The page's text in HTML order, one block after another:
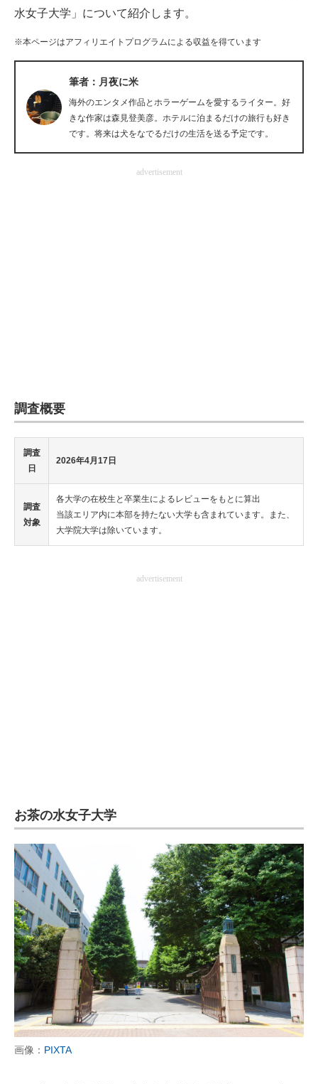
企業ITのトレンドを詳説
経営リーダーのコミュニティ
マーケ×ITの今がよく分かる
ITエンジニア向け専門サイト
企業向けIT製品の総合サイト
水女子大学」について紹介します。
※本ページはアフィリエイトプログラムによる収益を得ています
筆者：月夜に米
海外のエンタメ作品とホラーゲームを愛するライター。好
きな作家は森見登美彦。ホテルに泊まるだけの旅行も好き
です。将来は犬をなでるだけの生活を送る予定です。
advertisement
調査概要
調査
日
2026年4月17日
調査
対象
各大学の在校生と卒業生によるレビューをもとに算出
当該エリア内に本部を持たない大学も含まれています。また、
大学院大学は除いています。
advertisement
お茶の水女子大学
画像： PIXTA